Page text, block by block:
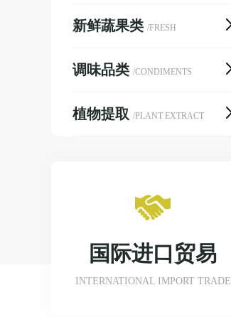
新鲜蔬果类 /FRESH
调味品类 /CONDIMENTS
植物提取 /PLANT EXTRACT
国际进口贸易
INTERNATIONAL IMPORT TRADE